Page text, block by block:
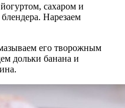
сахаром и
Нарезаем
его творожным
дольки банана и